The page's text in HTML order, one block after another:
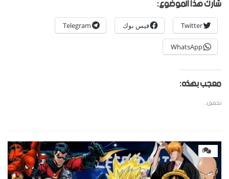
Twitter فيس بوك Telegram
WhatsApp
معجب بهذه:
تحميل...
0